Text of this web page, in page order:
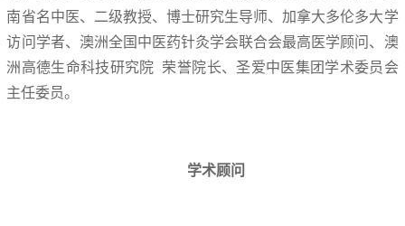
南省名中医、二级教授、博士研究生导师、加拿大多伦多大学
访问学者、澳洲全国中医药针灸学会联合会最高医学顾问、澳
洲高德生命科技研究院 荣誉院长、圣爱中医集团学术委员会
主任委员。
学术顾问